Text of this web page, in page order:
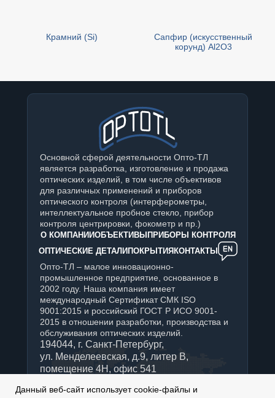
Крамний (Si)
Сапфир (искусственный
корунд) Al2O3
Основной сферой деятельности Опто-ТЛ
является разработка, изготовление и продажа
оптических изделий, в том числе объективов
для различных применений и приборов
оптического контроля (интерферометры,
интеллектуальное пробное стекло, прибор
контроля центрировки, фокометр и пр.)
О КОМПАНИИОБЪЕКТИВЫ ПРИБОРЫ КОНТРОЛЯ
ОПТИЧЕСКИЕ ДЕТАЛИ ПОКРЫТИЯ КОНТАКТЫ
Опто-ТЛ – малое инновационно-
промышленное предприятие, основанное в
2002 году. Наша компания имеет
международный Сертификат СМК ISO
9001:2015 и российский ГОСТ Р ИСО 9001-
2015 в отношении разработки, производства и
обслуживания оптических изделий.
194044, г. Санкт-Петербург,
ул. Менделеевская, д.9, литер В,
помещение 4Н, офис 541
+7 (812) 347-76-90
Данный веб-сайт использует cookie-файлы и